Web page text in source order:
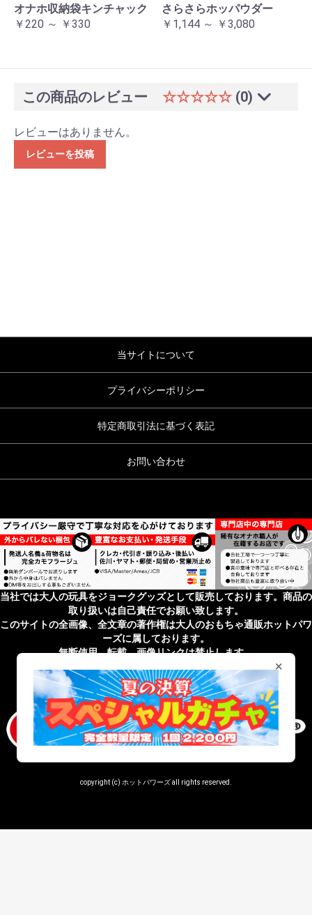
オナホ収納袋キンチャック
￥220 ～ ￥330
さらさらホッパウダー
￥1,144 ～ ￥3,080
この商品のレビュー ☆☆☆☆☆ (0)
レビューはありません。
レビューを投稿
当サイトについて
プライバシーポリシー
特定商取引法に基づく表記
お問い合わせ
当社では大人の玩具をジョークグッズとして販売しております。商品の
取り扱いは自己責任でお願い致します。
このサイトの全画像、全文章の著作権は大人のおもちゃ通販ホットパワ
ーズに属しております。
無断使用、転載、画像リンクは禁止します。
無店舗性風俗特殊営業届出済 受理番号 第43201820027号
copyright (c) ホットパワーズ all rights reserved.
×